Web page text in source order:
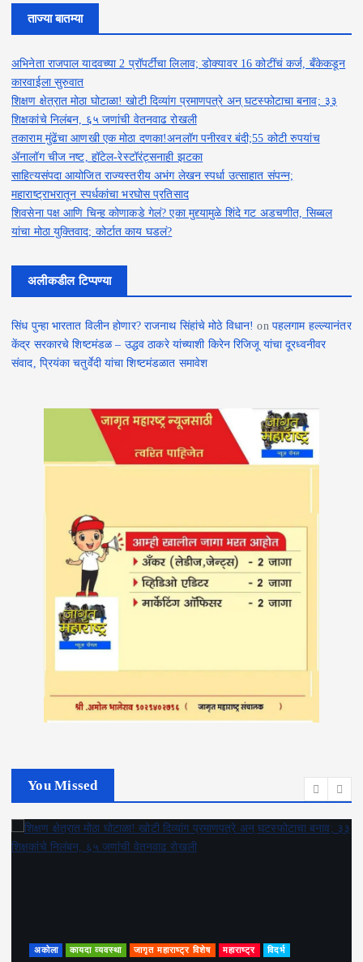
ताज्या बातम्या
अभिनेता राजपाल यादवच्या 2 प्रॉपर्टींचा लिलाव; डोक्यावर 16 कोटींचं कर्ज, बँकेकडून
कारवाईला सुरुवात
शिक्षण क्षेत्रात मोठा घोटाळा! खोटी दिव्यांग प्रमाणपत्रे अन् घटस्फोटाचा बनाव; ३३
शिक्षकांचे निलंबन, ६५ जणांची वेतनवाढ रोखली
तकाराम मुंढेंचा आणखी एक मोठा दणका!अनलॉग पनीरवर बंदी;55 कोटी रुपयांच
ॲनालॉग चीज नष्ट, हॉटेल-रेस्टॉरंट्सनाही झटका
साहित्यसंपदा आयोजित राज्यस्तरीय अभंग लेखन स्पर्धा उत्साहात संपन्न;
महाराष्ट्राभरातून स्पर्धकांचा भरघोस प्रतिसाद
शिवसेना पक्ष आणि चिन्ह कोणाकडे गेलं? एका मुद्द्यामुळे शिंदे गट अडचणीत, सिब्बल
यांचा मोठा युक्तिवाद; कोर्टात काय घडलं?
अलीकडील टिप्पण्या
सिंध पुन्हा भारतात विलीन होणार? राजनाथ सिंहांचे मोठे विधान! on पहलगाम हल्ल्यानंतर
केंद्र सरकारचे शिष्टमंडळ – उद्धव ठाकरे यांच्याशी किरेन रिजिजू यांचा दूरध्वनीवर
संवाद, प्रियंका चतुर्वेदी यांचा शिष्टमंडळात समावेश
You Missed
अकोला कायदा व्यवस्था जागृत महाराष्ट्र विशेष महाराष्ट्र विदर्भ